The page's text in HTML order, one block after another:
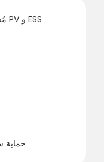
مُصمم لـ 600 فولت 1500 فولت PV و ESS
حماية